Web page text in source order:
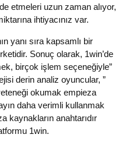
etmeleri uzun zaman alıyor,
ihtiyacınız var.
yanı sıra kapsamlı bir
Sonuç olarak, 1win’de
birçok işlem seçeneğiyle”
derin analiz oyuncular, ”
okumak empieza
daha verimli kullanmak
kaynakların anahtarıdır
1win.